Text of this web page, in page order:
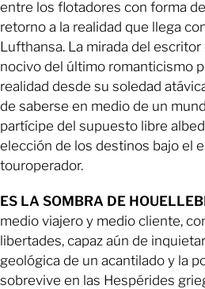
entre los flotadores con forma
retorno a la realidad que llega
Lufthansa. La mirada del
nocivo del último romanticismo
realidad desde su soledad
de saberse en medio de un
partícipe del supuesto libre
elección de los destinos bajo el
touroperador.
ES LA SOMBRA DE
medio viajero y medio cliente,
libertades, capaz aún de
geológica de un acantilado y la
sobrevive en las Hespérides